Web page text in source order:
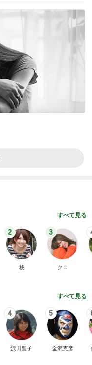
すべて見る
2
桃
3
クロ
すべて見る
4
沢田聖子
5
金沢克彦